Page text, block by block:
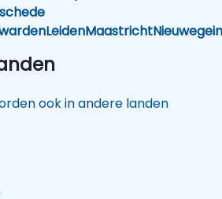
LeidenMaastrichtNieuwegein
ook in andere landen